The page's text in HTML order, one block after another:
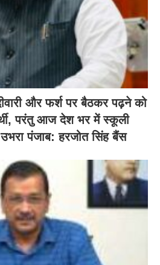
और फर्श पर बैठकर पढ़ने को
परंतु आज देश भर में स्कूली
पंजाब: हरजोत सिंह बैंस